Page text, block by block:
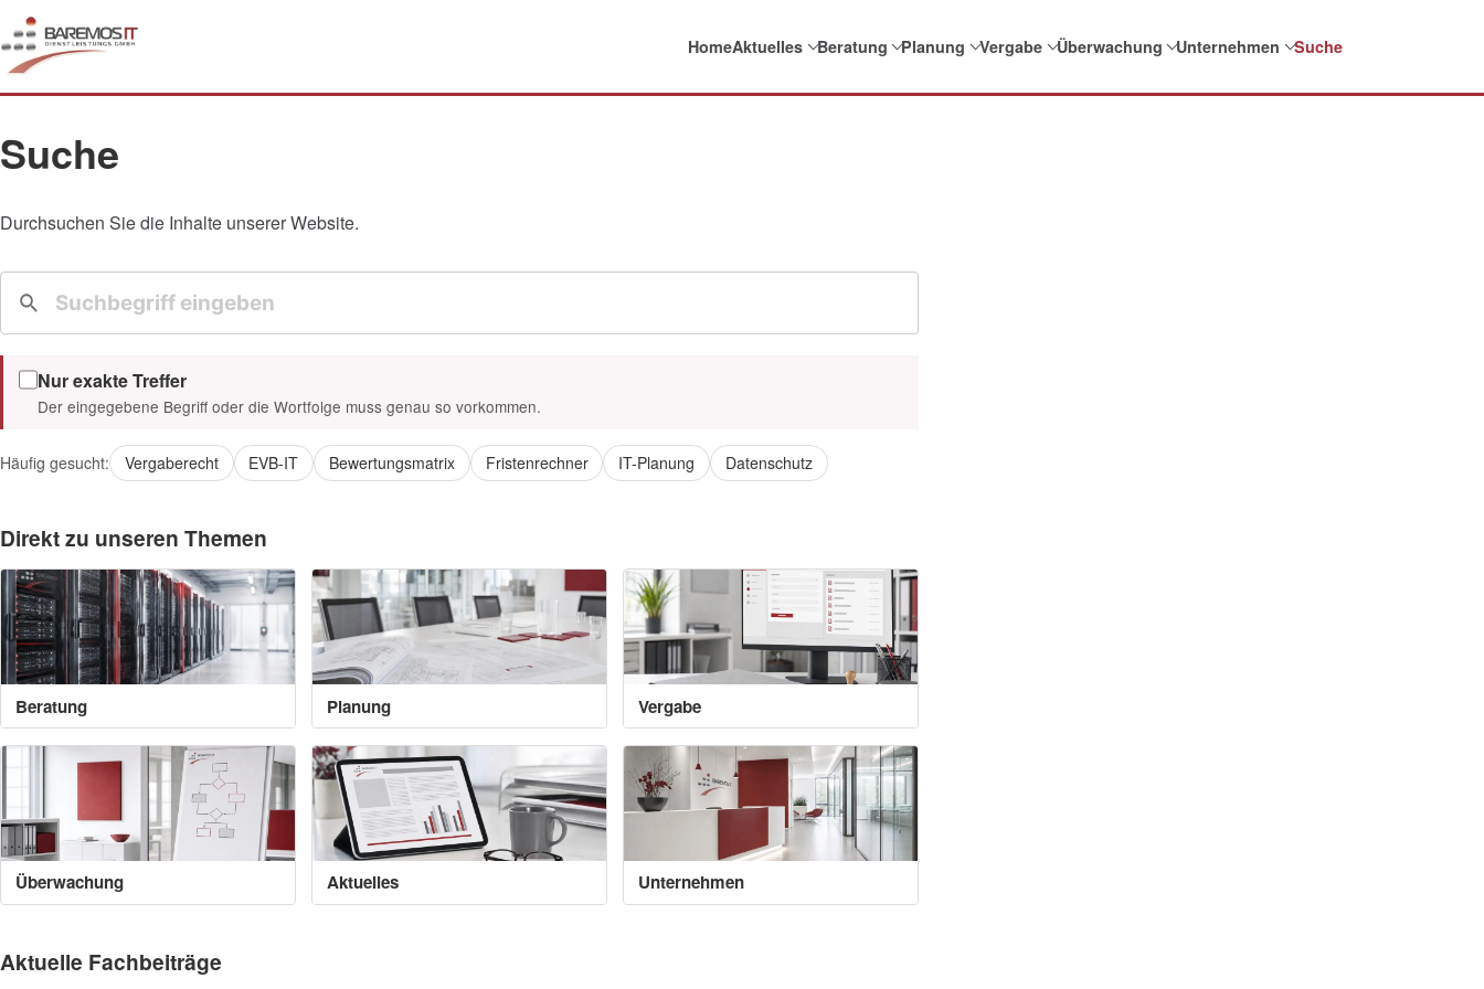
HomeAktuelles Beratung Planung Vergabe Überwachung Unternehmen Suche
Suche
Durchsuchen Sie die Inhalte unserer Website.
Nur exakte Treffer
Der eingegebene Begriff oder die Wortfolge muss genau so vorkommen.
Häufig gesucht: Vergaberecht EVB-IT Bewertungsmatrix Fristenrechner IT-Planung Datenschutz
Direkt zu unseren Themen
Beratung Planung Vergabe
Überwachung Aktuelles Unternehmen
Aktuelle Fachbeiträge